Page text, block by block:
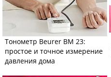
Тонометр Beurer BM 23:
простое и точное измерение
давления дома